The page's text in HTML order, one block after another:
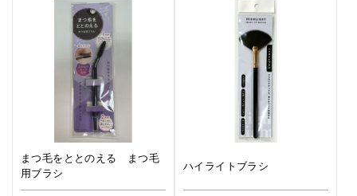
まつ毛をととのえる まつ毛
用ブラシ
ハイライトブラシ